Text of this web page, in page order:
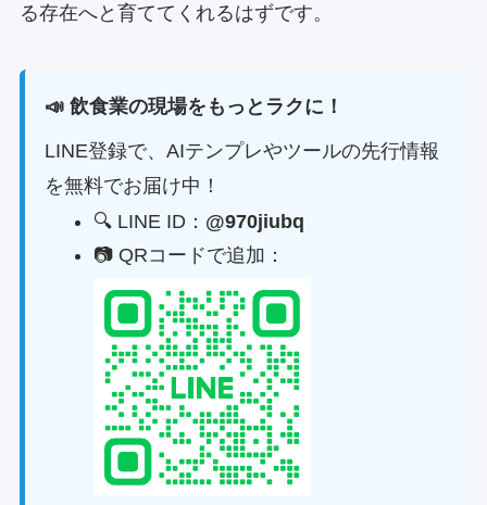
る存在へと育ててくれるはずです。
📣 飲食業の現場をもっとラクに！
LINE登録で、AIテンプレやツールの先行情報
を無料でお届け中！
🔍 LINE ID： @970jiubq
📷 QRコードで追加：